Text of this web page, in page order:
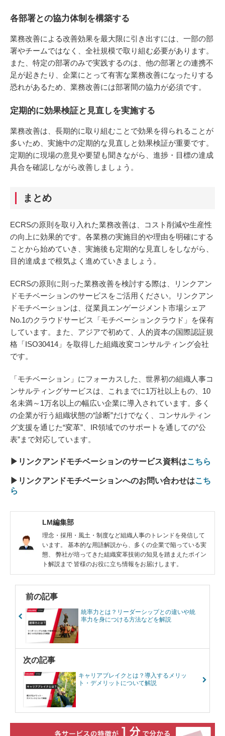
各部署との協力体制を構築する
業務改善による改善効果を最大限に引き出すには、一部の部
署やチームではなく、全社規模で取り組む必要があります。
また、特定の部署のみで実践するのは、他の部署との連携不
足が起きたり、企業にとって有害な業務改善になったりする
恐れがあるため、業務改善には部署間の協力が必須です。
定期的に効果検証と見直しを実施する
業務改善は、長期的に取り組むことで効果を得られることが
多いため、実施中の定期的な見直しと効果検証が重要です。
定期的に現場の意見や要望も聞きながら、進捗・目標の達成
具合を確認しながら改善しましょう。
まとめ
ECRSの原則を取り入れた業務改善は、コスト削減や生産性
の向上に効果的です。各業務の実施目的や理由を明確にする
ことから始めていき、実施後も定期的な見直しをしながら、
目的達成まで根気よく進めていきましょう。
ECRSの原則に則った業務改善を検討する際は、リンクアン
ドモチベーションのサービスをご活用ください。リンクアン
ドモチベーションは、従業員エンゲージメント市場シェア
No.1のクラウドサービス「モチベーションクラウド」を保有
しています。また、アジアで初めて、人的資本の国際認証規
格「ISO30414」を取得した組織改変コンサルティング会社
です。
「モチベーション」にフォーカスした、世界初の組織人事コ
ンサルティングサービスは、これまでに1万社以上もの、10
名未満～1万名以上の幅広い企業に導入されています。多く
の企業が行う組織状態の“診断”だけでなく、コンサルティン
グ支援を通じた“変革”、IR領域でのサポートを通しての“公
表”まで対応しています。
▶リンクアンドモチベーションのサービス資料はこちら
▶リンクアンドモチベーションへのお問い合わせはこち
ら
LM編集部
理念・採用・風土・制度など組織人事のトレンドを発信して
います。 基本的な用語解説から、多くの企業で陥っている実
態、 弊社が培ってきた組織変革技術の知見を踏まえたポイン
ト解説まで 皆様のお役に立ち情報をお届けします。
前の記事
統率力とは？リーダーシップとの違いや統
率力を身につける方法などを解説
次の記事
キャリアブレイクとは？導入するメリッ
ト・デメリットについて解説